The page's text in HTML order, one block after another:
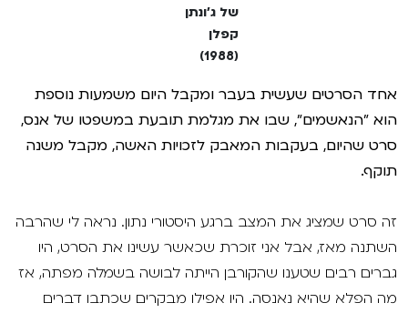
של ג'ונתן
קפלן
(1988)
אחד הסרטים שעשית בעבר ומקבל היום משמעות נוספת
הוא "הנאשמים", שבו את מגלמת תובעת במשפטו של אנס,
סרט שהיום, בעקבות המאבק לזכויות האשה, מקבל משנה
תוקף.
זה סרט שמציג את המצב ברגע היסטורי נתון. נראה לי שהרבה
השתנה מאז, אבל אני זוכרת שכאשר עשינו את הסרט, היו
גברים רבים שטענו שהקורבן הייתה לבושה בשמלה מפתה, אז
מה הפלא שהיא נאנסה. היו אפילו מבקרים שכתבו דברים